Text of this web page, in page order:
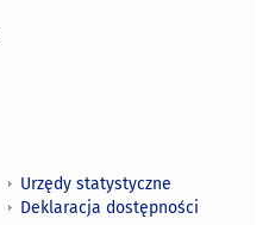
Urzędy statystyczne
Deklaracja dostępności